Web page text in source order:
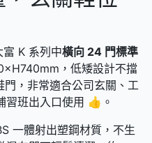
K 系列中橫向 24 門標準
，低矮設計不擋
，非常適合公司玄關、工
習班出入口使用 👍。
一體射出塑鋼材質，不生